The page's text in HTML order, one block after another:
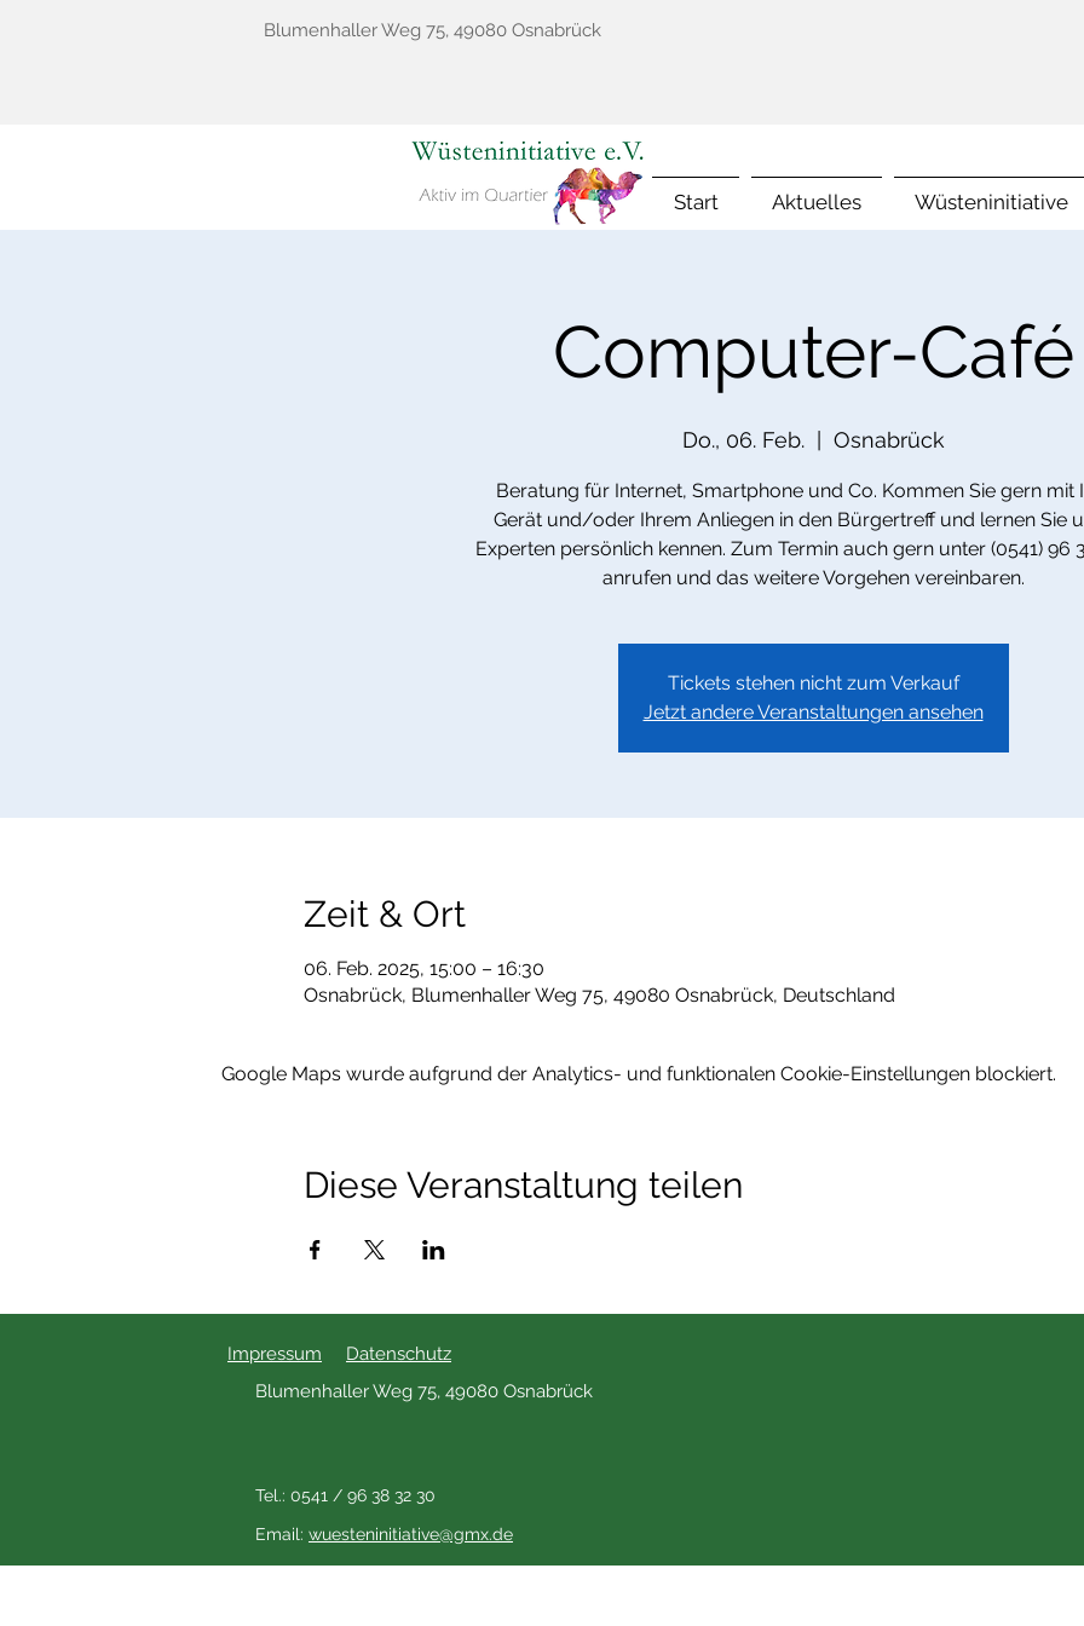
Blumenhaller Weg 75, 49080 Osnabrück
Start Aktuelles Wüsteninitiative
Computer-Café
Do., 06. Feb.
  |
Osnabrück
Beratung für Internet, Smartphone und Co. Kommen Sie gern mit
Gerät und/oder Ihrem Anliegen in den Bürgertreff und lernen Sie
Experten persönlich kennen. Zum Termin auch gern unter (0541) 96
anrufen und das weitere Vorgehen vereinbaren.
Tickets stehen nicht zum Verkauf
Jetzt andere Veranstaltungen ansehen
Zeit & Ort
06. Feb. 2025, 15:00 – 16:30
Osnabrück, Blumenhaller Weg 75, 49080 Osnabrück, Deutschland
Google Maps wurde aufgrund der Analytics- und funktionalen Cookie-Einstellungen blockiert.
Diese Veranstaltung teilen
Impressum
Datenschutz
Blumenhaller Weg 75, 49080 Osnabrück
Tel.: 0541 / 96 38 32 30
Email: wuesteninitiative@gmx.de